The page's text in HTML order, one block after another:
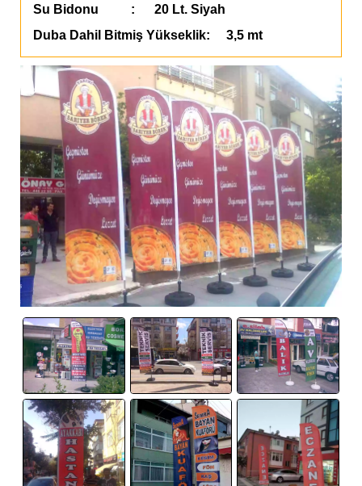
Su Bidonu : 20 Lt. Siyah
Duba Dahil Bitmiş Yükseklik: 3,5 mt